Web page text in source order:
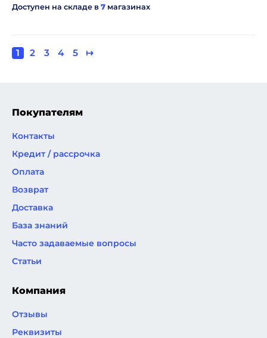
Доступен на складе в 7 магазинах
Нумерация
Текущая
1 Page
2 Page
3 Page
4 Page
5
Следующая
↦
Покупателям
Контакты
Кредит / рассрочка
Оплата
Возврат
Доставка
База знаний
Часто задаваемые вопросы
Статьи
Компания
Отзывы
Реквизиты